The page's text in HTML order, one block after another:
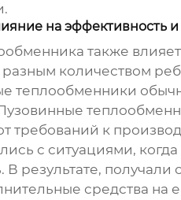
на эффективность и
также
количеством
теплообменники
требований к
с ситуациями,
В результате,
средства